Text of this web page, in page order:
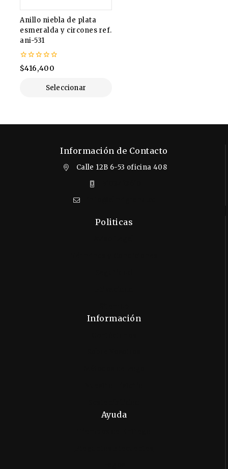
Anillo niebla de plata
esmeralda y circones ref.
ani-531
0
de
$416,400
Seleccionar
Información de Contacto
Calle 12B 6-53 oficina 408
Politicas
Información
Ayuda